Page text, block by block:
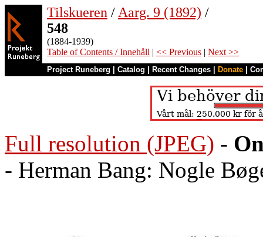
Tilskueren / Aarg. 9 (1892) /
548
(1884-1939)
Table of Contents / Innehåll | << Previous | Next >>
Project Runeberg Catalog Recent Changes Donate
Full resolution (JPEG) -
- Herman Bang: Nogle